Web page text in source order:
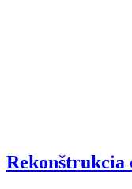
Rekonštrukcia